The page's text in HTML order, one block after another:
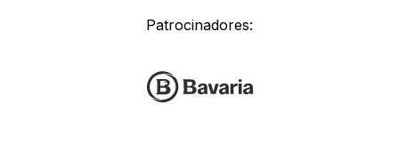
Patrocinadores: